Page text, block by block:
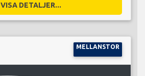
VISA DETALJER...
MELLANSTOR